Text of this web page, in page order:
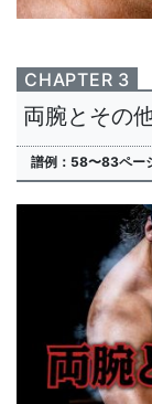
CHAPTER 3
両腕とその
譜例：58〜83ペー